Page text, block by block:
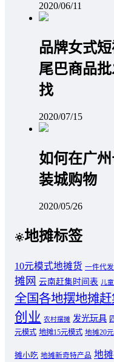
2020/06/11
品牌女式
尾巴商品
找
2020/07/15
如何在广
装城购物
2020/05/26
地摊标签
10元模式地摊货 一件代发
摊网 云南赶集时间表 儿
全国各地摆地摊
创业 农村摆摊 发光玩具
元模式 地摊15元模式 地摊20
摊小吃 地摊新奇特产品 地